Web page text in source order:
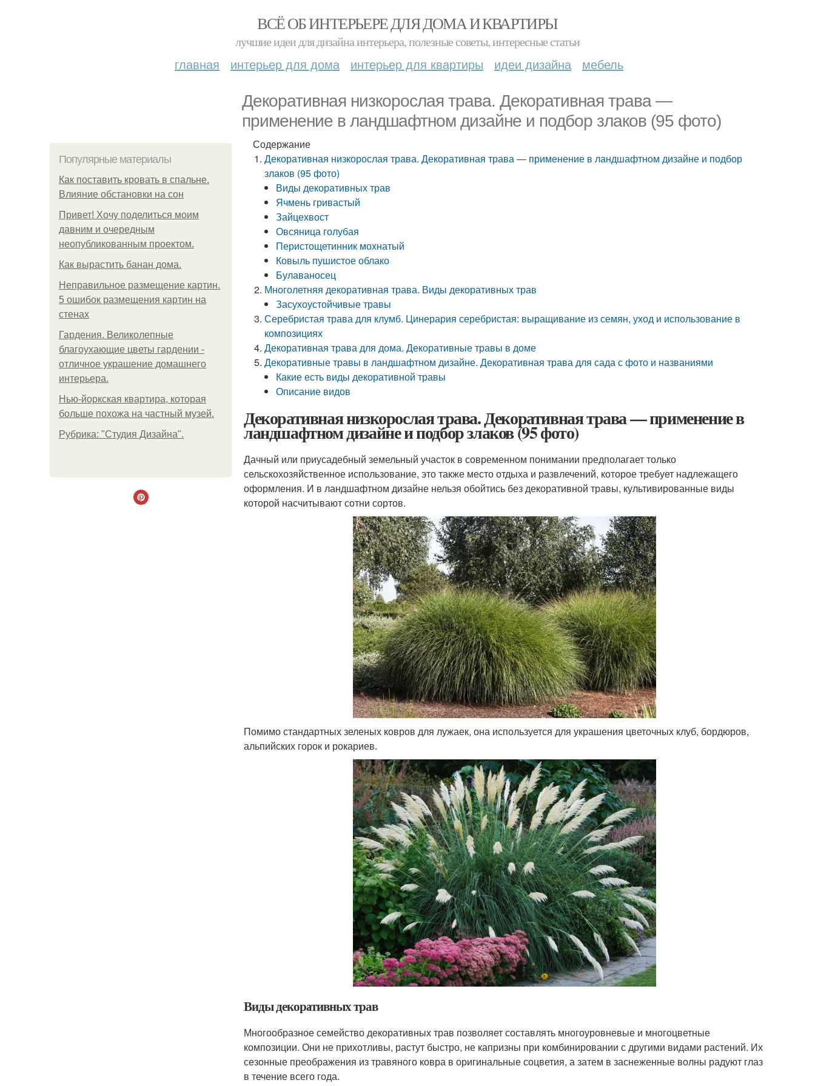
ВСЁ ОБ ИНТЕРЬЕРЕ ДЛЯ ДОМА И КВАРТИРЫ
лучшие идеи для дизайна интерьера, полезные советы, интересные статьи
главная интерьер для дома интерьер для квартиры идеи дизайна мебель
Декоративная низкорослая трава. Декоративная трава —
применение в ландшафтном дизайне и подбор злаков (95 фото)
Популярные материалы
Как поставить кровать в спальне.
Влияние обстановки на сон
Привет! Хочу поделиться моим
давним и очередным
неопубликованным проектом.
Как вырастить банан дома.
Неправильное размещение картин.
5 ошибок размещения картин на
стенах
Гардения. Великолепные
благоухающие цветы гардении -
отличное украшение домашнего
интерьера.
Нью-йоркская квартира, которая
больше похожа на частный музей.
Рубрика: "Студия Дизайна".
Содержание
Декоративная низкорослая трава. Декоративная трава — применение в ландшафтном дизайне и подбор
злаков (95 фото)
Виды декоративных трав
Ячмень гривастый
Зайцехвост
Овсяница голубая
Перистощетинник мохнатый
Ковыль пушистое облако
Булаваносец
Многолетняя декоративная трава. Виды декоративных трав
Засухоустойчивые травы
Серебристая трава для клумб. Цинерария серебристая: выращивание из семян, уход и использование в
композициях
Декоративная трава для дома. Декоративные травы в доме
Декоративные травы в ландшафтном дизайне. Декоративная трава для сада с фото и названиями
Какие есть виды декоративной травы
Описание видов
Декоративная низкорослая трава. Декоративная трава — применение в
ландшафтном дизайне и подбор злаков (95 фото)
Дачный или приусадебный земельный участок в современном понимании предполагает только
сельскохозяйственное использование, это также место отдыха и развлечений, которое требует надлежащего
оформления. И в ландшафтном дизайне нельзя обойтись без декоративной травы, культивированные виды
которой насчитывают сотни сортов.
Помимо стандартных зеленых ковров для лужаек, она используется для украшения цветочных клуб, бордюров,
альпийских горок и рокариев.
Виды декоративных трав
Многообразное семейство декоративных трав позволяет составлять многоуровневые и многоцветные
композиции. Они не прихотливы, растут быстро, не капризны при комбинировании с другими видами растений. Их
сезонные преображения из травяного ковра в оригинальные соцветия, а затем в заснеженные волны радуют глаз
в течение всего года.